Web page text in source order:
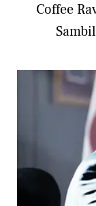
Coffee